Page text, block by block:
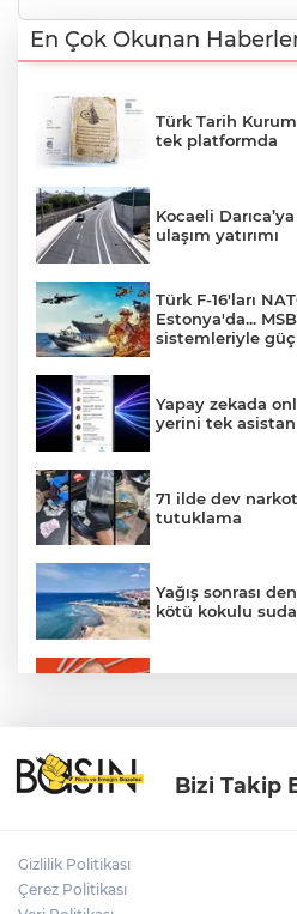
En Çok Okunan
Türk Tarih
tek platformda
Kocaeli
ulaşım yatırımı
Türk F-16'ları
Estonya'da...
sistemleriyle
Yapay zekada
yerini tek
71 ilde dev
tutuklama
Yağış sonrası
kötü kokulu
Türkiye ile
yeni dönem...
Bizi Takip
Gizlilik Politikası
Çerez Politikası